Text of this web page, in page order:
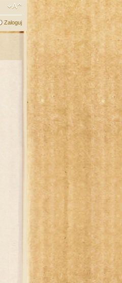
Zaloguj